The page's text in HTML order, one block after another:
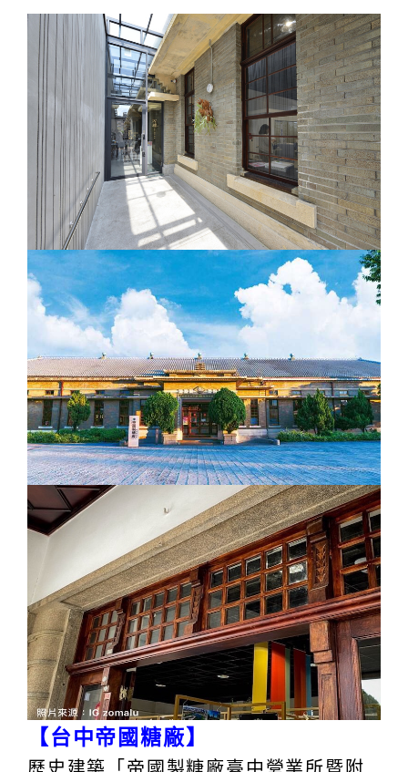
目前有14條登山步道，全長約17.7公
里，有分難易程度。附近有因921地震而
形成的溫泉，還有原來的軍功國小、東
山國中因921地震改建為大坑地震紀念公
園，保留車籠埔斷層帶遺跡與留頹傾的
校舍供教育使用，公園下方與9號步道相
銜接，因停車方便、難度適中，是目前
最多人假日休憩之去處。